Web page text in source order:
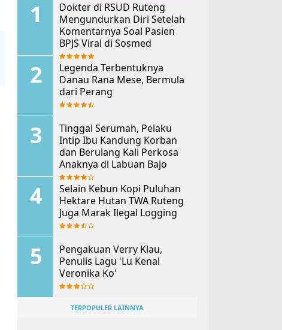
Dokter di RSUD Ruteng
Mengundurkan Diri Setelah
Komentarnya Soal Pasien
BPJS Viral di Sosmed
Legenda Terbentuknya
Danau Rana Mese, Bermula
dari Perang
Tinggal Serumah, Pelaku
Intip Ibu Kandung Korban
dan Berulang Kali Perkosa
Anaknya di Labuan Bajo
Selain Kebun Kopi Puluhan
Hektare Hutan TWA Ruteng
Juga Marak Ilegal Logging
Pengakuan Verry Klau,
Penulis Lagu 'Lu Kenal
Veronika Ko'
TERPOPULER LAINNYA